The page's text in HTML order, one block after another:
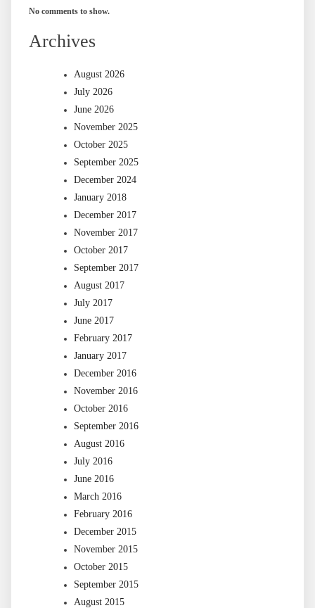
No comments to show.
Archives
August 2026
July 2026
June 2026
November 2025
October 2025
September 2025
December 2024
January 2018
December 2017
November 2017
October 2017
September 2017
August 2017
July 2017
June 2017
February 2017
January 2017
December 2016
November 2016
October 2016
September 2016
August 2016
July 2016
June 2016
March 2016
February 2016
December 2015
November 2015
October 2015
September 2015
August 2015